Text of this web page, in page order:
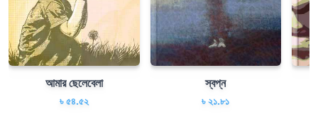
আমার ছেলেবেলা
৳ ৫৪.৫২
স্বপ্ন
৳ ২১.৮১